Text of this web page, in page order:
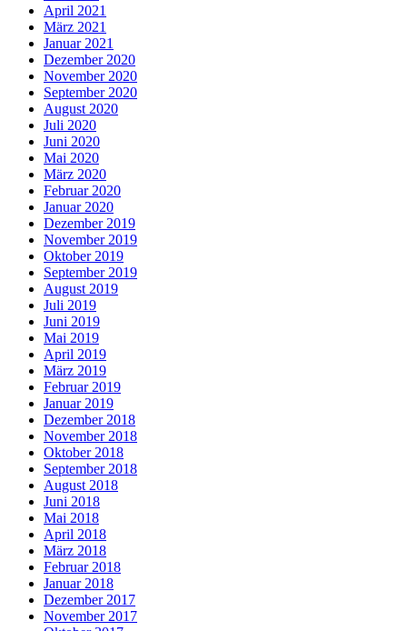
April 2021
März 2021
Januar 2021
Dezember 2020
November 2020
September 2020
August 2020
Juli 2020
Juni 2020
Mai 2020
März 2020
Februar 2020
Januar 2020
Dezember 2019
November 2019
Oktober 2019
September 2019
August 2019
Juli 2019
Juni 2019
Mai 2019
April 2019
März 2019
Februar 2019
Januar 2019
Dezember 2018
November 2018
Oktober 2018
September 2018
August 2018
Juni 2018
Mai 2018
April 2018
März 2018
Februar 2018
Januar 2018
Dezember 2017
November 2017